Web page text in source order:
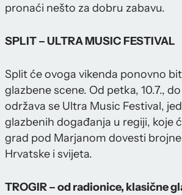
pronaći nešto za dobru zabavu.
SPLIT – ULTRA MUSIC FESTIVAL
Split će ovoga vikenda ponovno
glazbene scene. Od petka, 10.7., do
održava se Ultra Music Festival,
glazbenih događanja u regiji, koje
grad pod Marjanom dovesti
Hrvatske i svijeta.
TROGIR – od radionice, klasične